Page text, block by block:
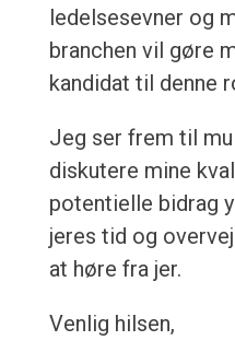
ledelsesevner og
branchen vil gøre
kandidat til denne
Jeg ser frem til
diskutere mine
potentielle bidrag
jeres tid og
at høre fra jer.
Venlig hilsen,